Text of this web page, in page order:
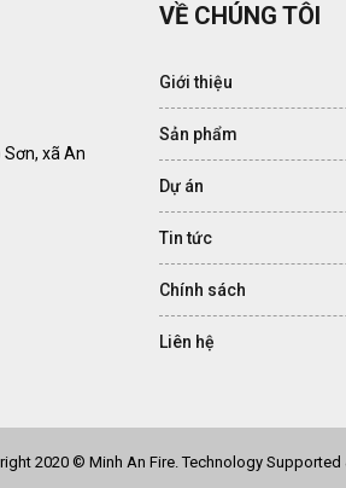
xã An
VỀ CHÚNG TÔI
Giới thiệu
Sản phẩm
Dự án
Tin tức
Chính sách
Liên hệ
2020 © Minh An Fire. Technology Supported